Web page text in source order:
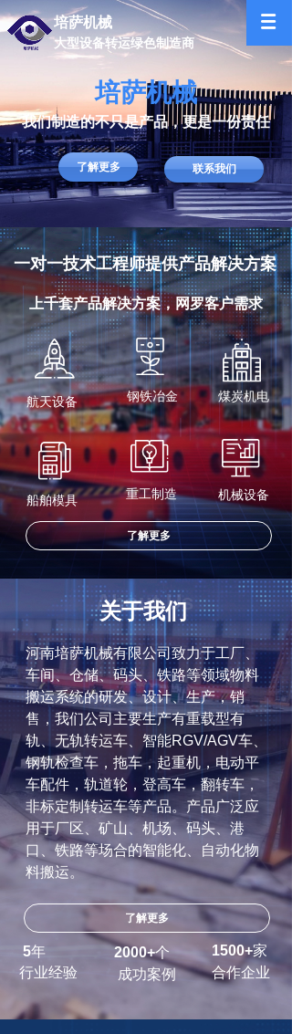
培萨机械
大型设备转运绿色制造商
培萨机械
我们制造的不只是产品，更是一份责任
了解更多 联系我们
一对一技术工程师提供产品解决方案
上千套产品解决方案，网罗客户需求
煤炭机电
钢铁冶金
航天设备
重工制造 机械设备
船舶模具
了解更多
About Us
关于我们
河南培萨机械有限公司致力于工厂、
车间、仓储、码头、铁路等领域物料
搬运系统的研发、设计、生产，销
售，我们公司主要生产有重载型有
轨、无轨转运车、智能RGV/AGV车、
钢轨检查车，拖车，起重机，电动平
车配件，轨道轮，登高车，翻转车，
非标定制转运车等产品。产品广泛应
用于厂区、矿山、机场、码头、港
口、铁路等场合的智能化、自动化物
料搬运。
了解更多
1500+家
合作企业
2000+个
成功案例
5年
行业经验